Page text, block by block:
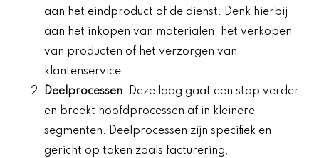
aan het eindproduct of de dienst. Denk hierbij
aan het inkopen van materialen, het verkopen
van producten of het verzorgen van
klantenservice.
Deelprocessen: Deze laag gaat een stap verder
en breekt hoofdprocessen af in kleinere
segmenten. Deelprocessen zijn specifiek en
gericht op taken zoals facturering,